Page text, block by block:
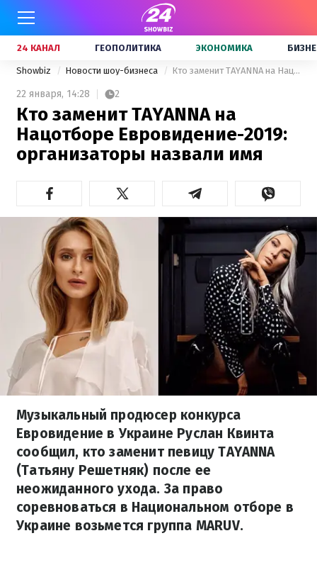
24 КАНАЛ ГЕОПОЛИТИКА ЭКОНОМИКА
Showbiz Новости шоу-бизнеса Кто заменит TAYANNA на Нацотборе Евровидение-2019: организаторы назвали имя
22 января, 14:28 2
Кто заменит TAYANNA на
Нацотборе Евровидение-2019:
организаторы назвали имя
Музыкальный продюсер конкурса
Евровидение в Украине Руслан Квинта
сообщил, кто заменит певицу TAYANNA
(Татьяну Решетняк) после ее
неожиданного ухода. За право
соревноваться в Национальном отборе в
Украине возьмется группа MARUV.